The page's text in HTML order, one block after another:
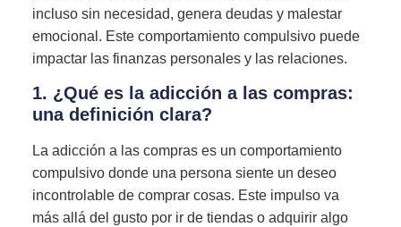
incluso sin necesidad, genera deudas y malestar
emocional. Este comportamiento compulsivo puede
impactar las finanzas personales y las relaciones.
1. ¿Qué es la adicción a las compras:
una definición clara?
La adicción a las compras es un comportamiento
compulsivo donde una persona siente un deseo
incontrolable de comprar cosas. Este impulso va
más allá del gusto por ir de tiendas o adquirir algo